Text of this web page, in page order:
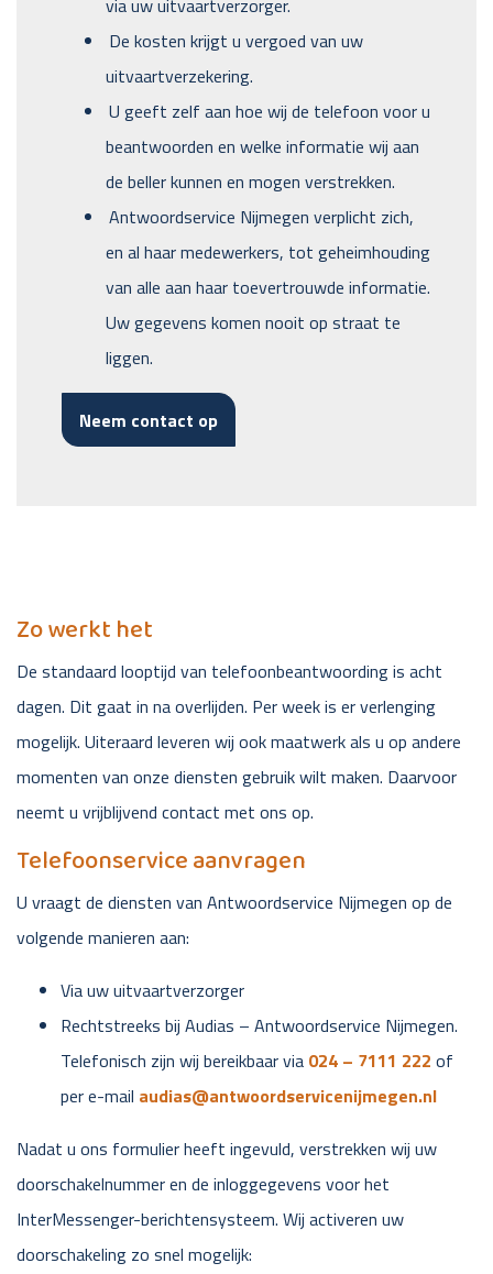
via uw uitvaartverzorger.
De kosten krijgt u vergoed van uw
uitvaartverzekering.
U geeft zelf aan hoe wij de telefoon voor u
beantwoorden en welke informatie wij aan
de beller kunnen en mogen verstrekken.
Antwoordservice Nijmegen verplicht zich,
en al haar medewerkers, tot geheimhouding
van alle aan haar toevertrouwde informatie.
Uw gegevens komen nooit op straat te
liggen.
Neem contact op
Zo werkt het
De standaard looptijd van telefoonbeantwoording is acht
dagen. Dit gaat in na overlijden. Per week is er verlenging
mogelijk. Uiteraard leveren wij ook maatwerk als u op andere
momenten van onze diensten gebruik wilt maken. Daarvoor
neemt u vrijblijvend contact met ons op.
Telefoonservice aanvragen
U vraagt de diensten van Antwoordservice Nijmegen op de
volgende manieren aan:
Via uw uitvaartverzorger
Rechtstreeks bij Audias – Antwoordservice Nijmegen.
Telefonisch zijn wij bereikbaar via 024 – 7111 222 of
per e-mail audias@antwoordservicenijmegen.nl
Nadat u ons formulier heeft ingevuld, verstrekken wij uw
doorschakelnummer en de inloggegevens voor het
InterMessenger-berichtensysteem. Wij activeren uw
doorschakeling zo snel mogelijk: